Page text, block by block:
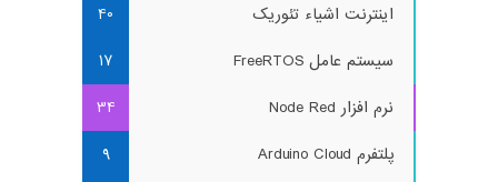
اینترنت اشیاء تئوریک
40
سیستم عامل FreeRTOS
17
نرم افزار Node Red
34
پلتفرم Arduino Cloud
9